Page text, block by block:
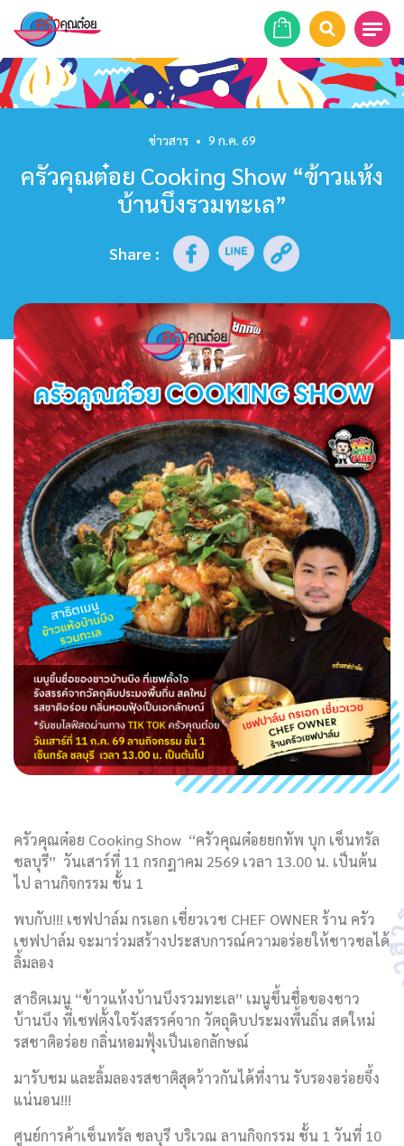
หน้าแรก
ร้านอาหาร
เคล็ดลับก้นครัว
บทความ
ข่าวสาร
ติดต่อเรา
ข่าวสาร • 9 ก.ค. 69
ครัวคุณต๋อย Cooking Show “ข้าวแห้ง
บ้านบึงรวมทะเล”
Share :
ครัวคุณต๋อย Cooking Show “ครัวคุณต๋อยยกทัพ บุก เซ็นทรัล
ชลบุรี” วันเสาร์ที่ 11 กรกฎาคม 2569 เวลา 13.00 น. เป็นต้น
ไป ลานกิจกรรม ชั้น 1
พบกับ!!! เชฟปาล์ม กรเอก เชี่ยวเวช CHEF OWNER ร้าน ครัว
เชฟปาล์ม จะมาร่วมสร้างประสบการณ์ความอร่อยให้ชาวชลได้
ลิ้มลอง
สาธิตเมนู “ข้าวแห้งบ้านบึงรวมทะเล” เมนูขึ้นชื่อของชาว
บ้านบึง ที่เชฟตั้งใจรังสรรค์จาก วัตถุดิบประมงพื้นถิ่นสดใหม่
รสชาติอร่อย กลิ่นหอมฟุ้งเป็นเอกลักษณ์
มารับชม และลิ้มลองรสชาติสุดว้าวกันได้ที่งานรับรองอร่อยจึ้ง
แน่นอน!!!
ศูนย์การค้าเซ็นทรัล ชลบุรี บริเวณ ลานกิจกรรม ชั้น 1 วันที่ 10